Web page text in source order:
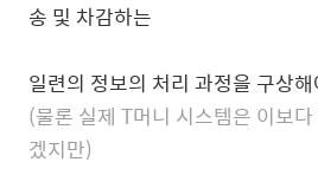
송 및 차감하는
일련의 정보의 처리 과정을 구상
(물론 실제 T머니 시스템은 이보
겠지만)